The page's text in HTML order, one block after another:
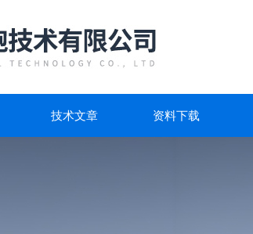
技术文章 资料下载